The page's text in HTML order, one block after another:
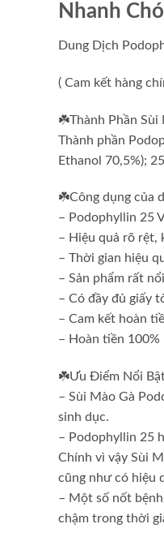
Nhanh
Dung Dịch
( Cam kết hàng
☘️Thành Phần Sùi
Thành phần
Ethanol 70,5%);
☘️Công dụng của
– Podophyllin 25
– Hiệu quả rõ rệt,
– Thời gian hiệu
– Sản phẩm rất
– Có đầy đủ giấy
– Cam kết hoàn
– Hoàn tiền 100%
☘️Ưu Điểm Nổi Bật
– Sùi Mào Gà
sinh dục.
– Podophyllin 25
Chính vì vậy Sùi
cũng như có hiệu
– Một số nốt
chậm trong thời